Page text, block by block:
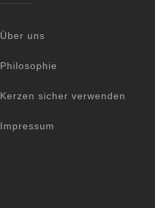
Über uns
Philosophie
Kerzen sicher verwenden
Impressum